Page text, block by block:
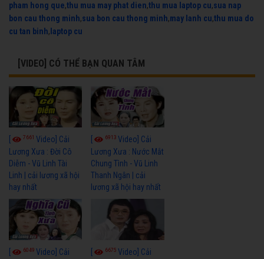
pham hong que,thu mua may phat dien,thu mua laptop cu,sua nap
bon cau thong minh,sua bon cau thong minh,may lanh cu,thu mua do
cu tan binh, laptop cu
[VIDEO] CÓ THỂ BẠN QUAN TÂM
7661 Video] Cải
Lương Xưa : Đời Cô
Diễm - Vũ Linh Tài
Linh | cải lương xã hội
hay nhất
6913Video] Cải
Lương Xưa : Nước Mắt
Chung Tình - Vũ Linh
Thanh Ngân | cải
lương xã hội hay nhất
6049 Video] Cải
6675Video] Cải